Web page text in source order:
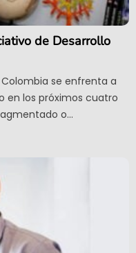
de Desarrollo
se enfrenta a
en los próximos cuatro
o...